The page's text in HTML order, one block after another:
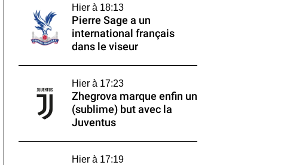
Hier à 18:13
Pierre Sage a un
international français
dans le viseur
Hier à 17:23
Zhegrova marque enfin un
(sublime) but avec la
Juventus
Hier à 17:19